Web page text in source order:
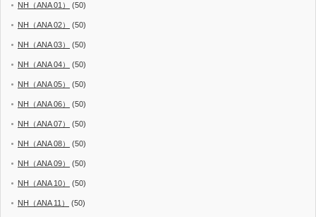
NH（ANA 01） (50)
NH（ANA 02） (50)
NH（ANA 03） (50)
NH（ANA 04） (50)
NH（ANA 05） (50)
NH（ANA 06） (50)
NH（ANA 07） (50)
NH（ANA 08） (50)
NH（ANA 09） (50)
NH（ANA 10） (50)
NH（ANA 11） (50)